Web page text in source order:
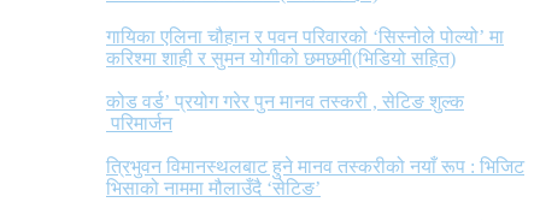
गायिका एलिना चौहान र पवन परिवारको ‘सिस्नोले पोल्यो’ मा
करिश्मा शाही र सुमन योगीको छमछमी(भिडियो सहित)
कोड वर्ड’ प्रयोग गरेर पुन मानव तस्करी , सेटिङ शुल्क
परिमार्जन
त्रिभुवन विमानस्थलबाट हुने मानव तस्करीको नयाँ रूप : भिजिट
भिसाको नाममा मौलाउँदै ‘सेटिङ’